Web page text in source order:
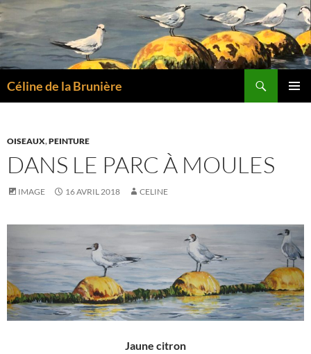
Aller
au
contenu
Céline de la Brunière
OISEAUX,PEINTURE
DANS LE PARC À MOULES
IMAGE 16 AVRIL 2018 CELINE
Jaune citron